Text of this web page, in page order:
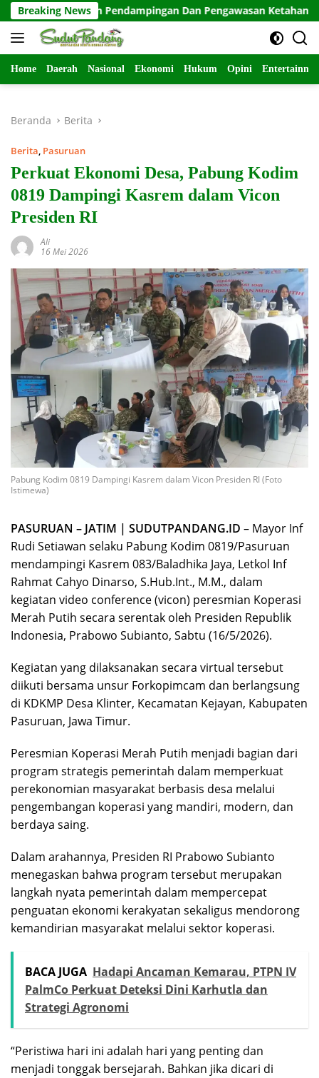
Langsung
ke
konten
Breaking News
Pendampingan Dan Pengawasan Ketahanan Pangan
Home Daerah Nasional Ekonomi Hukum Opini
Beranda Berita
Berita, Pasuruan
Perkuat Ekonomi Desa, Pabung Kodim
0819 Dampingi Kasrem dalam Vicon
Presiden RI
Ali
16 Mei 2026
Pabung Kodim 0819 Dampingi Kasrem dalam Vicon Presiden RI (Foto
Istimewa)
PASURUAN – JATIM | SUDUTPANDANG.ID – Mayor Inf
Rudi Setiawan selaku Pabung Kodim 0819/Pasuruan
mendampingi Kasrem 083/Baladhika Jaya, Letkol Inf
Rahmat Cahyo Dinarso, S.Hub.Int., M.M., dalam
kegiatan video conference (vicon) peresmian Koperasi
Merah Putih secara serentak oleh Presiden Republik
Indonesia, Prabowo Subianto, Sabtu (16/5/2026).
Kegiatan yang dilaksanakan secara virtual tersebut
diikuti bersama unsur Forkopimcam dan berlangsung
di KDKMP Desa Klinter, Kecamatan Kejayan, Kabupaten
Pasuruan, Jawa Timur.
Peresmian Koperasi Merah Putih menjadi bagian dari
program strategis pemerintah dalam memperkuat
perekonomian masyarakat berbasis desa melalui
pengembangan koperasi yang mandiri, modern, dan
berdaya saing.
Dalam arahannya, Presiden RI Prabowo Subianto
menegaskan bahwa program tersebut merupakan
langkah nyata pemerintah dalam mempercepat
penguatan ekonomi kerakyatan sekaligus mendorong
kemandirian masyarakat melalui sektor koperasi.
BACA JUGA Hadapi Ancaman Kemarau, PTPN IV
PalmCo Perkuat Deteksi Dini Karhutla dan
Strategi Agronomi
“Peristiwa hari ini adalah hari yang penting dan
menjadi tonggak bersejarah. Bahkan jika dicari di